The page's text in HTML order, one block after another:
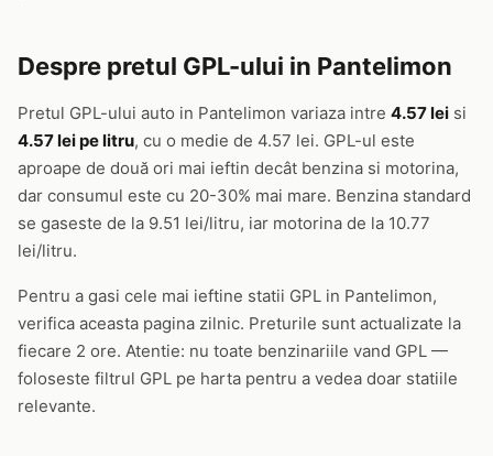
Despre pretul GPL-ului in Pantelimon
Pretul GPL-ului auto in Pantelimon variaza intre 4.57 lei si
4.57 lei pe litru, cu o medie de 4.57 lei. GPL-ul este
aproape de două ori mai ieftin decât benzina si motorina,
dar consumul este cu 20-30% mai mare. Benzina standard
se gaseste de la 9.51 lei/litru, iar motorina de la 10.77
lei/litru.
Pentru a gasi cele mai ieftine statii GPL in Pantelimon,
verifica aceasta pagina zilnic. Preturile sunt actualizate la
fiecare 2 ore. Atentie: nu toate benzinariile vand GPL —
foloseste filtrul GPL pe harta pentru a vedea doar statiile
relevante.